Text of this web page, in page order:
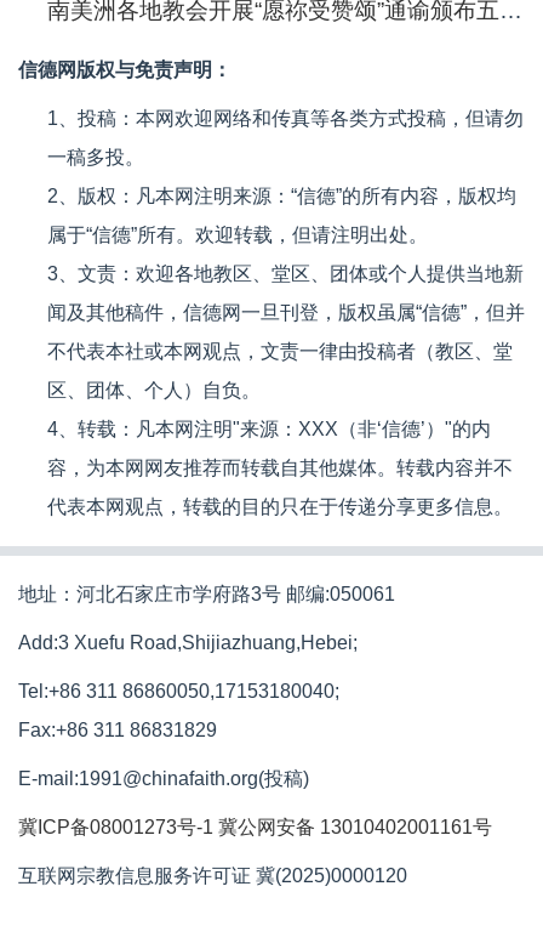
南美洲各地教会开展“愿祢受赞颂”通谕颁布五周年纪念活动
信德网版权与免责声明：
1、投稿：本网欢迎网络和传真等各类方式投稿，但请勿
一稿多投。
2、版权：凡本网注明来源：“信德”的所有内容，版权均
属于“信德”所有。欢迎转载，但请注明出处。
3、文责：欢迎各地教区、堂区、团体或个人提供当地新
闻及其他稿件，信德网一旦刊登，版权虽属“信德”，但并
不代表本社或本网观点，文责一律由投稿者（教区、堂
区、团体、个人）自负。
4、转载：凡本网注明"来源：XXX（非‘信德’）"的内
容，为本网网友推荐而转载自其他媒体。转载内容并不
代表本网观点，转载的目的只在于传递分享更多信息。
地址：河北石家庄市学府路3号 邮编:050061
Add:3 Xuefu Road,Shijiazhuang,Hebei;
Tel:+86 311 86860050,17153180040;
Fax:+86 311 86831829
E-mail:1991@chinafaith.org(投稿)
冀ICP备08001273号-1 冀公网安备 13010402001161号
互联网宗教信息服务许可证 冀(2025)0000120